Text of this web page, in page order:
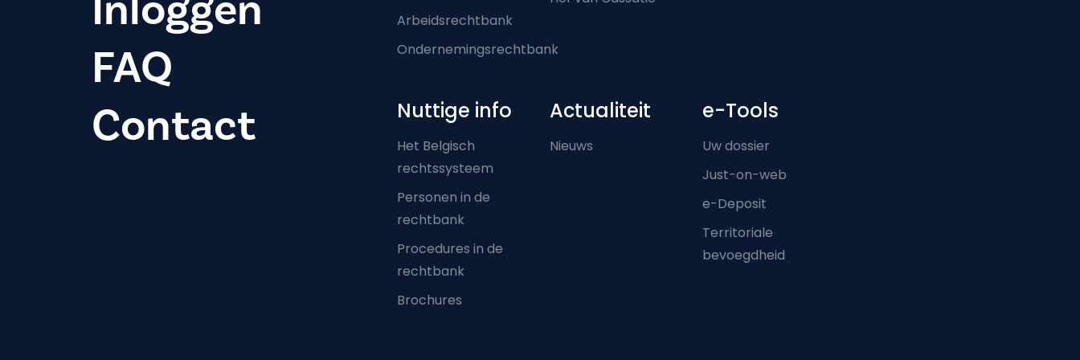
FAQ
Contact
Arbeidsrechtbank
Ondernemingsrechtbank
Nuttige info
Het Belgisch
rechtssysteem
Personen in de
rechtbank
Procedures in de
rechtbank
Brochures
Actualiteit
Nieuws
e-Tools
Uw dossier
Just-on-web
e-Deposit
Territoriale
bevoegdheid